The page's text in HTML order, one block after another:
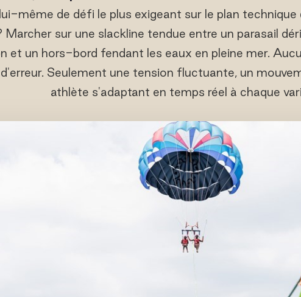
même de défi le plus exigeant sur le plan
Marcher sur une slackline tendue entre un parasail
et un hors-bord fendant les eaux en pleine mer.
Seulement une tension fluctuante, un
athlète s'adaptant en temps réel à chaque